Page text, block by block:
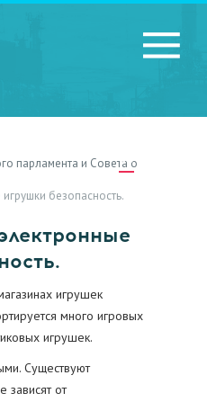
RU
парламента и Совета о
безопасность.
игрушек
много игровых
игрушек.
Существуют
зависят от